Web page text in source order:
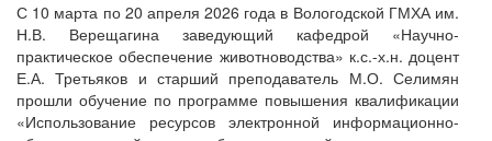
С 10 марта по 20 апреля 2026 года в Вологодской ГМХА им.
Н.В. Верещагина заведующий кафедрой «Научно-
практическое обеспечение животноводства» к.с.-х.н. доцент
Е.А. Третьяков и старший преподаватель М.О. Селимян
прошли обучение по программе повышения квалификации
«Использование ресурсов электронной информационно-